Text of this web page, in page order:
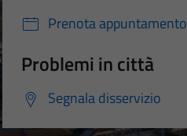
Prenota appuntamento
Problemi in città
Segnala disservizio